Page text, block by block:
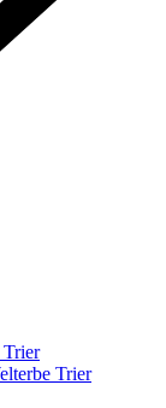
Trier
Trier